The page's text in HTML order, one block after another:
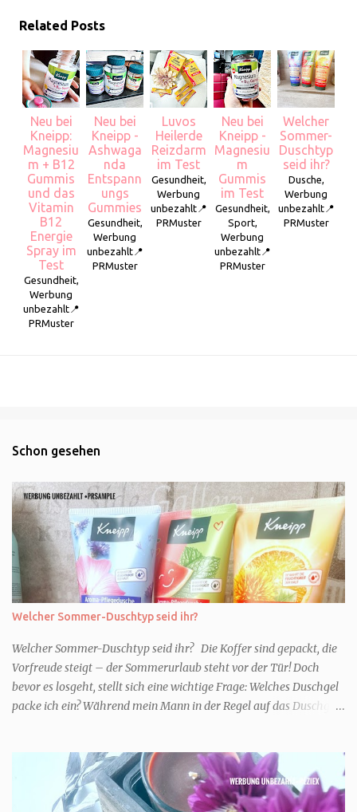
Related Posts
Neu bei
Kneipp:
Magnesiu
m + B12
Gummis
und das
Vitamin
B12
Energie
Spray im
Test
Gesundheit,
Werbung
unbezahlt📍
PRMuster
Neu bei
Kneipp -
Ashwaga
nda
Entspann
ungs
Gummies
Gesundheit,
Werbung
unbezahlt📍
PRMuster
Luvos
Heilerde
Reizdarm
im Test
Gesundheit,
Werbung
unbezahlt📍
PRMuster
Neu bei
Kneipp -
Magnesiu
m
Gummis
im Test
Gesundheit,
Sport,
Werbung
unbezahlt📍
PRMuster
Welcher
Sommer-
Duschtyp
seid ihr?
Dusche,
Werbung
unbezahlt📍
PRMuster
Schon gesehen
Welcher Sommer-Duschtyp seid ihr?
Welcher Sommer-Duschtyp seid ihr? Die Koffer sind gepackt, die
Vorfreude steigt – der Sommerurlaub steht vor der Tür! Doch
bevor es losgeht, stellt sich eine wichtige Frage: Welches Duschgel
packe ich ein? Während mein Mann in der Regel auf das Duschgel
Urlaub Entspannung und Wellness. Falls ihr ähnlich denkt, lasst
uns doch herausfinden, welcher Duschtyp ihr seid. TYP
GENIESSER Egal, ob Strand oder Städtetrip - für euch gehört